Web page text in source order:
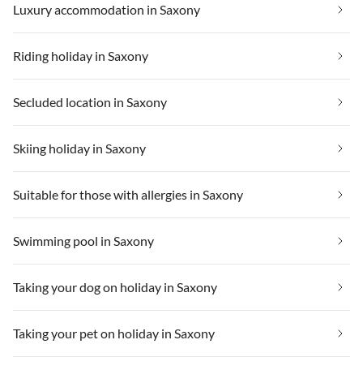
Luxury accommodation in Saxony
Riding holiday in Saxony
Secluded location in Saxony
Skiing holiday in Saxony
Suitable for those with allergies in Saxony
Swimming pool in Saxony
Taking your dog on holiday in Saxony
Taking your pet on holiday in Saxony